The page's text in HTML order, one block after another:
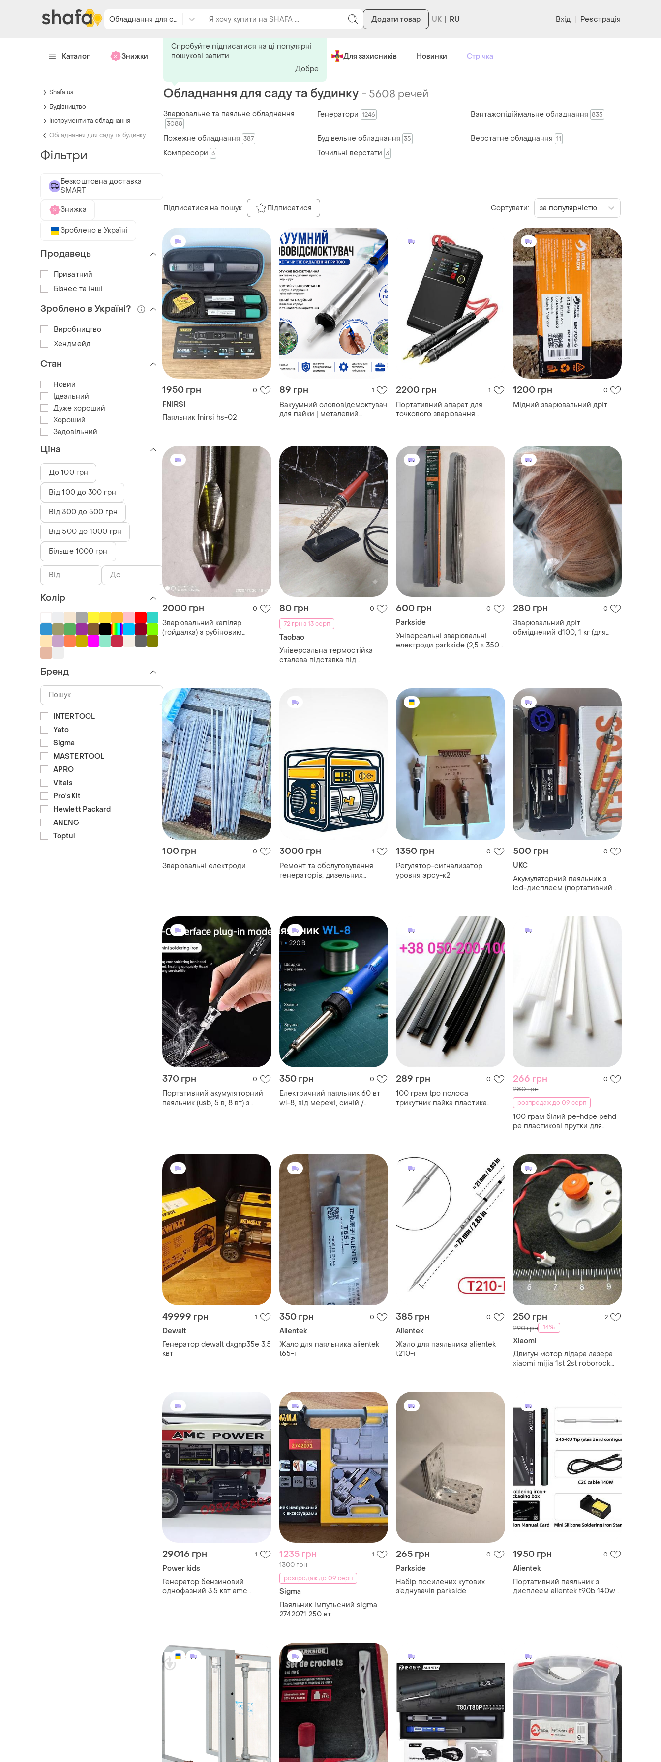
Обладнання для саду та будинку Додати товар RU Вхід | Реєстрація
Каталог Знижки Хендмейд Для захисників Новинки Стрічка
Обладнання для саду та будинку - 5608 речей
1950 грн 0
FNIRSI
Паяльник fnirsi hs-02
89 грн 1
Вакуумний олововідсмоктувач
для пайки | металевий
2200 грн 1
Портативний апарат для
точкового зварювання
1200 грн 0
Мідний зварювальний дріт
2000 грн 0
Зварювальний капіляр
(гойдалка) з рубіновим
80 грн
0
72 грн з 13 серп
Taobao
Універсальна термостійка
сталева підставка під
600 грн 0
Parkside
Універсальні зварювальні
електроди parkside (2,5 x 350
280 грн 0
Зварювальний дріт
обміднений d100, 1 кг (для
100 грн 0
Зварювальні електроди
3000 грн 1
Ремонт та обслуговування
генераторів, дизельних
1350 грн 0
Регулятор-сигнализатор
уровня эрсу-к2
500 грн 0
UKC
Акумуляторний паяльник з
lcd-дисплеєм (портативний
370 грн 0
Портативний акумуляторний
паяльник (usb, 5 в, 8 вт) з
350 грн 0
Електричний паяльник 60 вт
wl-8, від мережі, синій /
289 грн 0
100 грам tpo полоса
трикутник пайка пластика
266 грн 0
280 грн
розпродаж до 09 серп
100 грам білий pe-hdpe pehd
pe пластикові прутки для
припій пайка пластика
ppepdm abs teo tpe
49999 грн 1
Dewalt
Генератор dewalt dxgnp35e 3,5
квт
350 грн 0
Alientek
Жало для паяльника alientek
t65-i
385 грн 0
Alientek
Жало для паяльника alientek
t210-i
250 грн 2
290 грн -14%
Xiaomi
Двигун мотор лідара лазера
xiaomi mijia 1st 2st roborock
29016 грн 1
Power kids
Генератор бензиновий
однофазний 3.5 квт amc
1235 грн 1
1300 грн
розпродаж до 09 серп
Sigma
Паяльник імпульсний sigma
2742071 250 вт
265 грн 0
Parkside
Набір посилених кутових
з’єднувачів parkside.
1950 грн 0
Alientek
Портативний паяльник з
дисплеєм alientek t90b 140w
Зварювальне та паяльне обладнання
3088
Генератори 1246 Вантажопідіймальне обладнання 835
Пожежне обладнання 387 Будівельне обладнання 35 Верстатне обладнання 11
Компресори 3 Точильні верстати 3
Підписатися на пошук Підписатися
Спробуйте підписатися на ці популярні
пошукові запити
Добре
Сортувати: за популярністю
Shafa.ua
Будівництво
Інструменти та обладнання
Обладнання для саду та будинку
Фільтри
Безкоштовна доставка
SMART
Знижка
Зроблено в Україні
Продавець
Приватний
Бізнес та інші
Зроблено в Україні?
Виробництво
Хендмейд
Стан
Новий
Ідеальний
Дуже хороший
Хороший
Задовільний
Ціна
До 100 грн
Від 100 до 300 грн
Від 300 до 500 грн
Від 500 до 1000 грн
Більше 1000 грн
Колір
Бренд
INTERTOOL
Yato
Sigma
MASTERTOOL
APRO
Vitals
Pro'sKit
Hewlett Packard
ANENG
Toptul